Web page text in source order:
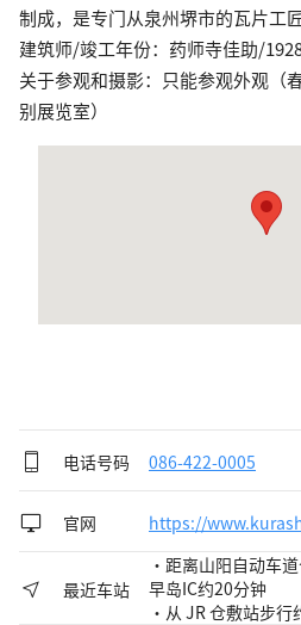
制成，是专门从泉州堺市的瓦片工
建筑师/竣工年份：药师寺佳助/
关于参观和摄影：只能参观外观（
别展览室）
电话号码 086-422-0005
官网 https://
最近车站
・距离山阳自动车
早岛IC约20分钟
・从 JR 仓敷站步行